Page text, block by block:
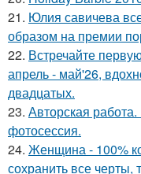
21. Юлия савичева
образом на премии
22. Встречайте
апрель - май'26,
двадцатых.
23. Авторская
фотосессия.
24. Женщина - 100%
сохранить все черты,